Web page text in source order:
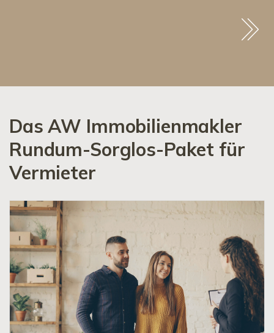
Das AW Immobilienmakler
Rundum-Sorglos-Paket für
Vermieter